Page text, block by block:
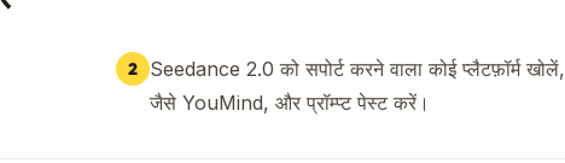
2 Seedance 2.0 को सपोर्ट करने वाला कोई प्लैटफ़ॉर्म खोलें,
जैसे YouMind, और प्रॉम्प्ट पेस्ट करें।